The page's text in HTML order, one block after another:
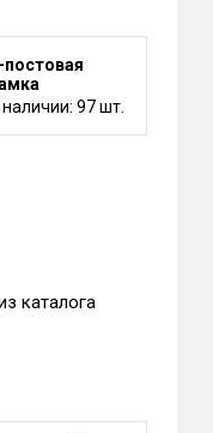
постовая
97 шт.
каталога